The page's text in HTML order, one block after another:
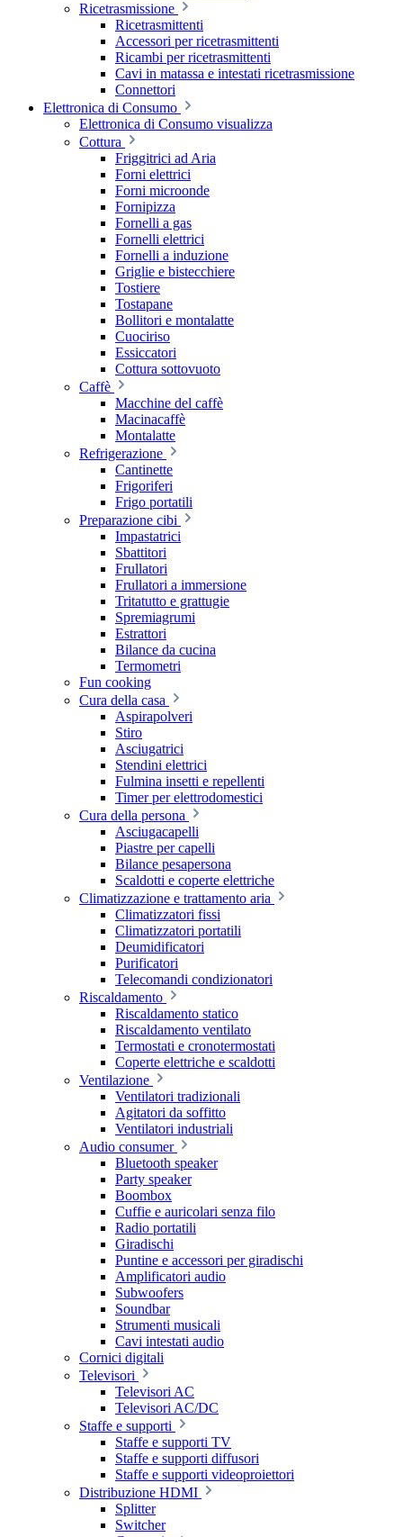
Ricetrasmissione
Ricetrasmittenti
Accessori per ricetrasmittenti
Ricambi per ricetrasmittenti
Cavi in matassa e intestati ricetrasmissione
Connettori
Elettronica di Consumo
Elettronica di Consumo visualizza
Cottura
Friggitrici ad Aria
Forni elettrici
Forni microonde
Fornipizza
Fornelli a gas
Fornelli elettrici
Fornelli a induzione
Griglie e bistecchiere
Tostiere
Tostapane
Bollitori e montalatte
Cuociriso
Essiccatori
Cottura sottovuoto
Caffè
Macchine del caffè
Macinacaffè
Montalatte
Refrigerazione
Cantinette
Frigoriferi
Frigo portatili
Preparazione cibi
Impastatrici
Sbattitori
Frullatori
Frullatori a immersione
Tritatutto e grattugie
Spremiagrumi
Estrattori
Bilance da cucina
Termometri
Fun cooking
Cura della casa
Aspirapolveri
Stiro
Asciugatrici
Stendini elettrici
Fulmina insetti e repellenti
Timer per elettrodomestici
Cura della persona
Asciugacapelli
Piastre per capelli
Bilance pesapersona
Scaldotti e coperte elettriche
Climatizzazione e trattamento aria
Climatizzatori fissi
Climatizzatori portatili
Deumidificatori
Purificatori
Telecomandi condizionatori
Riscaldamento
Riscaldamento statico
Riscaldamento ventilato
Termostati e cronotermostati
Coperte elettriche e scaldotti
Ventilazione
Ventilatori tradizionali
Agitatori da soffitto
Ventilatori industriali
Audio consumer
Bluetooth speaker
Party speaker
Boombox
Cuffie e auricolari senza filo
Radio portatili
Giradischi
Puntine e accessori per giradischi
Amplificatori audio
Subwoofers
Soundbar
Strumenti musicali
Cavi intestati audio
Cornici digitali
Televisori
Televisori AC
Televisori AC/DC
Staffe e supporti
Staffe e supporti TV
Staffe e supporti diffusori
Staffe e supporti videoproiettori
Distribuzione HDMI
Splitter
Switcher